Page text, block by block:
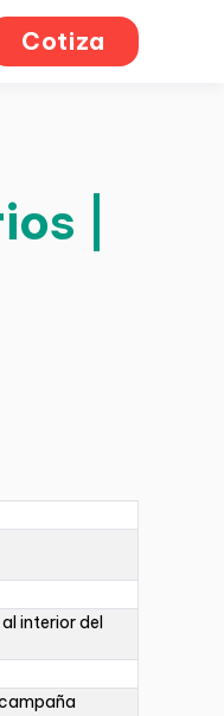
Cotiza
|
interior del